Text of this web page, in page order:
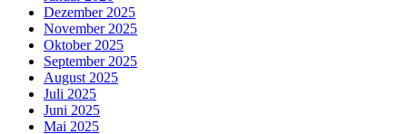
Dezember 2025
November 2025
Oktober 2025
September 2025
August 2025
Juli 2025
Juni 2025
Mai 2025